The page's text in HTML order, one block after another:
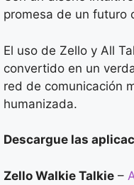
promesa de un futuro
El uso de Zello y All
convertido en un
red de comunicación
humanizada.
Descargue las
Zello Walkie Talkie –